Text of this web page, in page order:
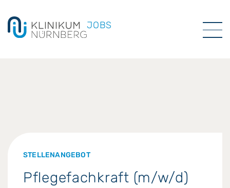
JOBS
STELLENANGEBOT
Pflegefachkraft (m/w/d)